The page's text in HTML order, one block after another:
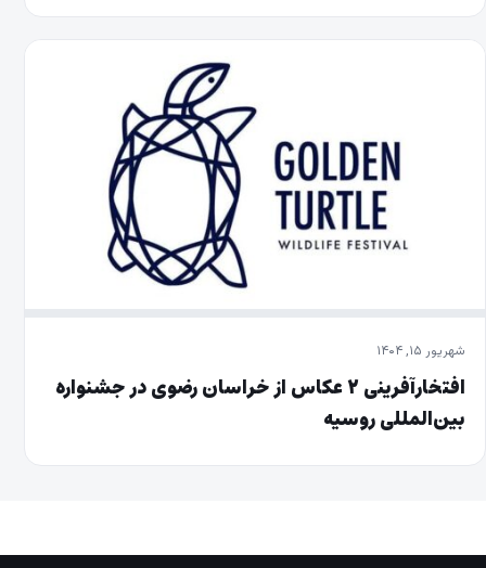
شهریور ۱۵, ۱۴۰۴
افتخارآفرینی ۲ عکاس از خراسان رضوی در جشنواره
بین‌المللی روسیه